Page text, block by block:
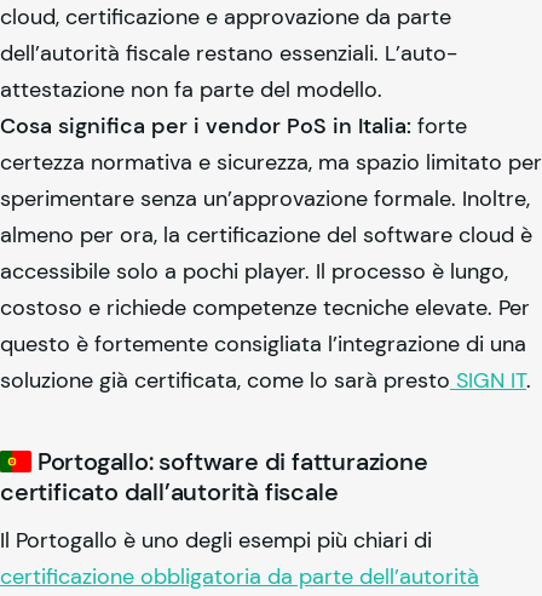
cloud, certificazione e approvazione da parte
dell’autorità fiscale restano essenziali. L’auto-
attestazione non fa parte del modello.
Cosa significa per i vendor PoS in Italia: forte
certezza normativa e sicurezza, ma spazio limitato per
sperimentare senza un’approvazione formale. Inoltre,
almeno per ora, la certificazione del software cloud è
accessibile solo a pochi player. Il processo è lungo,
costoso e richiede competenze tecniche elevate. Per
questo è fortemente consigliata l’integrazione di una
soluzione già certificata, come lo sarà presto SIGN IT.
Portogallo: software di fatturazione
certificato dall’autorità fiscale
Il Portogallo è uno degli esempi più chiari di
certificazione obbligatoria da parte dell’autorità